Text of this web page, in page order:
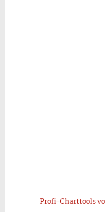
Profi-Charttools